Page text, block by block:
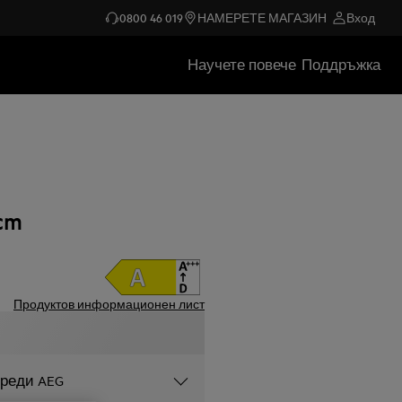
0800 46 019 НАМЕРЕТЕ МАГАЗИН Вход
Научете повече Поддръжка
Продуктов информационен лист
AEG